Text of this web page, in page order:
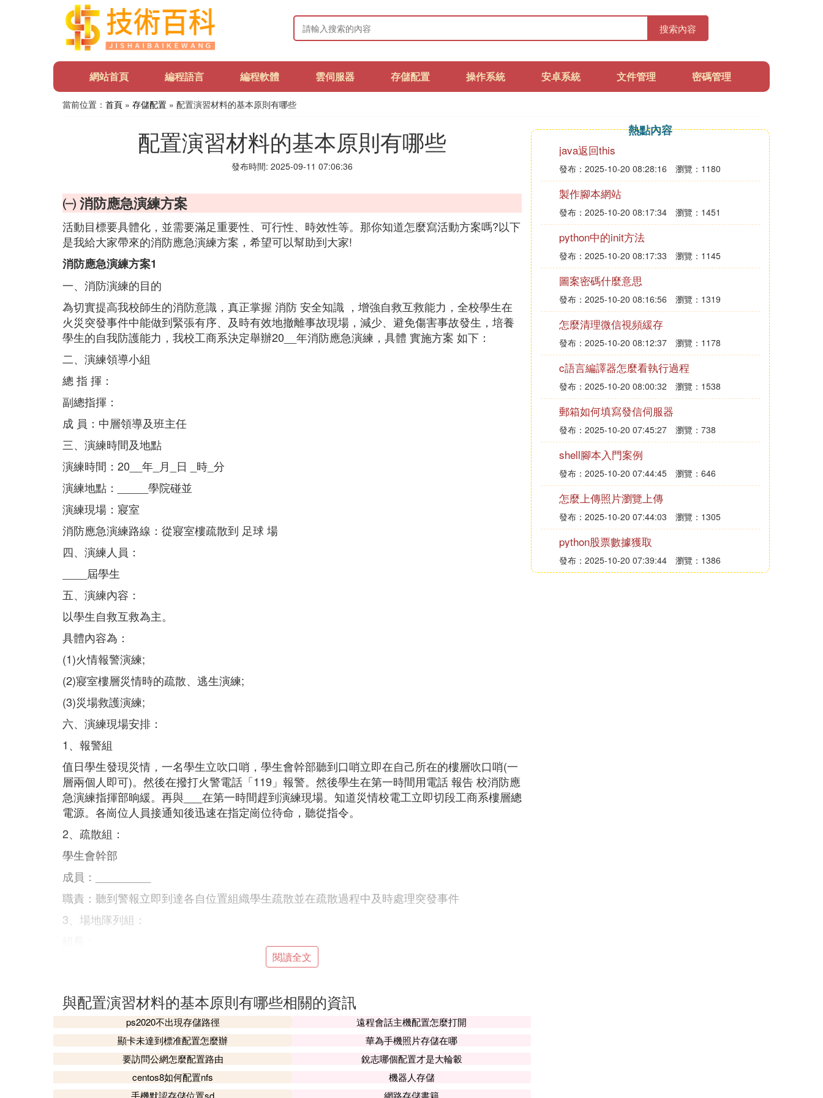
搜索內容
網站首頁 編程語言 編程軟體 雲伺服器 存儲配置 操作系統 安卓系統 文件管理 密碼管理
當前位置： 首頁 » 存儲配置 » 配置演習材料的基本原則有哪些
配置演習材料的基本原則有哪些
發布時間: 2025-09-11 07:06:36
㈠ 消防應急演練方案
活動目標要具體化，並需要滿足重要性、可行性、時效性等。那你知道怎麼寫活動方案嗎?以下
是我給大家帶來的消防應急演練方案，希望可以幫助到大家!
消防應急演練方案1
一、消防演練的目的
為切實提高我校師生的消防意識，真正掌握 消防 安全知識 ，增強自救互救能力，全校學生在
火災突發事件中能做到緊張有序、及時有效地撤離事故現場，減少、避免傷害事故發生，培養
學生的自我防護能力，我校工商系決定舉辦20__年消防應急演練，具體 實施方案 如下：
二、演練領導小組
總 指 揮：
副總指揮：
成 員：中層領導及班主任
三、演練時間及地點
演練時間：20__年_月_日 _時_分
演練地點：_____學院碰並
演練現場：寢室
消防應急演練路線：從寢室樓疏散到 足球 場
四、演練人員：
____屆學生
五、演練內容：
以學生自救互救為主。
具體內容為：
(1)火情報警演練;
(2)寢室樓層災情時的疏散、逃生演練;
(3)災場救護演練;
六、演練現場安排：
1、報警組
值日學生發現災情，一名學生立吹口哨，學生會幹部聽到口哨立即在自己所在的樓層吹口哨(一
層兩個人即可)。然後在撥打火警電話「119」報警。然後學生在第一時間用電話 報告 校消防應
急演練指揮部晌緩。再與___在第一時間趕到演練現場。知道災情校電工立即切段工商系樓層總
電源。各崗位人員接通知後迅速在指定崗位待命，聽從指令。
2、疏散組：
學生會幹部
成員：_________
職責：聽到警報立即到達各自位置組織學生疏散並在疏散過程中及時處理突發事件
3、場地隊列組：
4、緊急救護組
組長：
成員：
職責：負責受傷學生的急救
七、演練進程
閱讀全文
與配置演習材料的基本原則有哪些相關的資訊
ps2020不出現存儲路徑
遠程會話主機配置怎麼打開
顯卡未達到標准配置怎麼辦
華為手機照片存儲在哪
要訪問公網怎麼配置路由
銳志哪個配置才是大輪轂
centos8如何配置nfs
機器人存儲
手機默認存儲位置sd
網路存儲書籍
熱點內容
java返回this
發布：2025-10-20 08:28:16 瀏覽：1180
製作腳本網站
發布：2025-10-20 08:17:34 瀏覽：1451
python中的init方法
發布：2025-10-20 08:17:33 瀏覽：1145
圖案密碼什麼意思
發布：2025-10-20 08:16:56 瀏覽：1319
怎麼清理微信視頻緩存
發布：2025-10-20 08:12:37 瀏覽：1178
c語言編譯器怎麼看執行過程
發布：2025-10-20 08:00:32 瀏覽：1538
郵箱如何填寫發信伺服器
發布：2025-10-20 07:45:27 瀏覽：738
shell腳本入門案例
發布：2025-10-20 07:44:45 瀏覽：646
怎麼上傳照片瀏覽上傳
發布：2025-10-20 07:44:03 瀏覽：1305
python股票數據獲取
發布：2025-10-20 07:39:44 瀏覽：1386